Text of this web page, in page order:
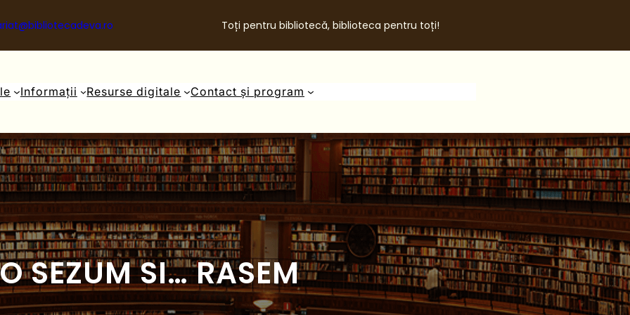
Toți pentru bibliotecă, biblioteca pentru toți!
Informații Resurse digitale Contact și program
SEZUM SI… RASEM